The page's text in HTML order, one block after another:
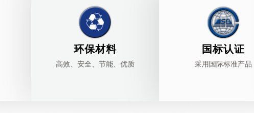
环保材料
高效、安全、节能、优质
国标认证
采用国际标准产品